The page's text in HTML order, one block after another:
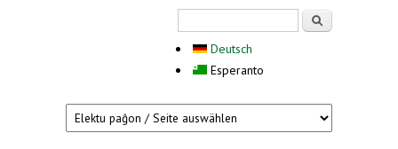
Deutsch
Esperanto